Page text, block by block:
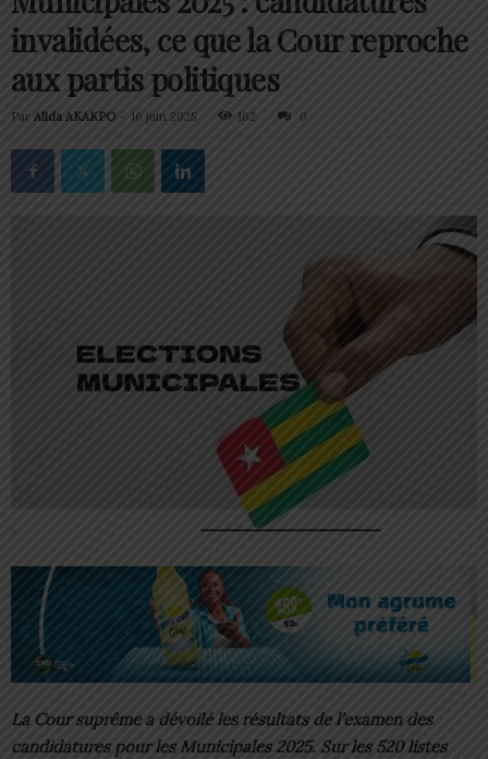
invalidées, ce que la Cour reproche
aux partis politiques
Par Alida AKAKPO- 16 juin 2025 162 0
La Cour suprême a dévoilé les résultats de l’examen des
candidatures pour les Municipales 2025. Sur les 520 listes